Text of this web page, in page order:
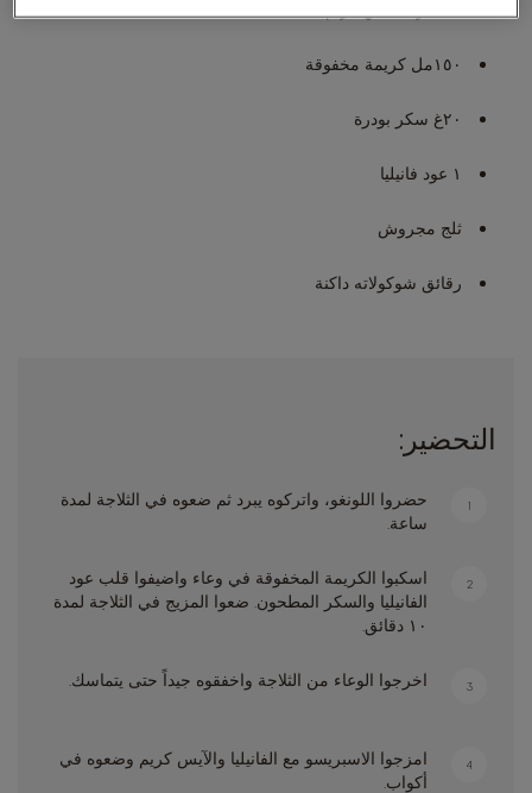
١٥٠مل كريمة مخفوقة
٢٠غ سكر بودرة
١ عود فانيليا
ثلج مجروش
رقائق شوكولاته داكنة
التحضير:
1
حضروا اللونغو، واتركوه يبرد ثم ضعوه في الثلاجة لمدة
ساعة.
2
اسكبوا الكريمة المخفوقة في وعاء واضيفوا قلب عود
الفانيليا والسكر المطحون. ضعوا المزيج في الثلاجة لمدة
١٠ دقائق.
3 اخرجوا الوعاء من الثلاجة واخفقوه جيداً حتى يتماسك.
4
امزجوا الاسبريسو مع الفانيليا والآيس كريم وضعوه في
أكواب.